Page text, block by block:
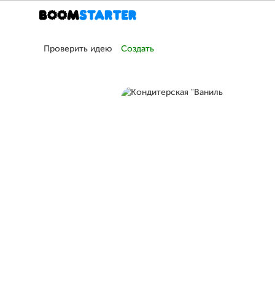
Проверить идею Создать